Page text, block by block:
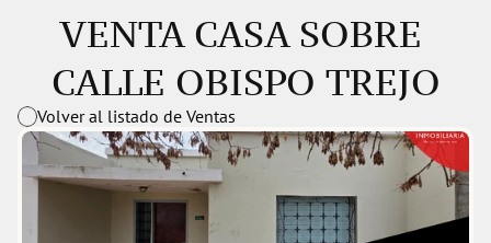
VENTA CASA SOBRE
CALLE OBISPO TREJO
Volver al listado de Ventas